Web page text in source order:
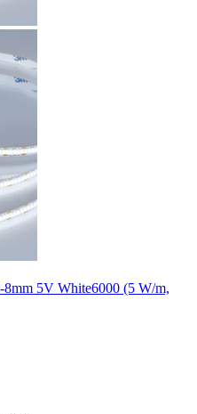
5V White6000 (5 W/m,